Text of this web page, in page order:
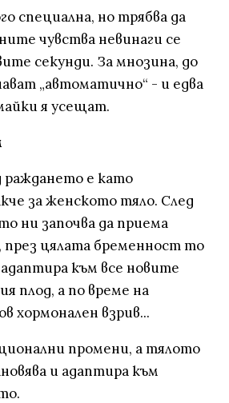
специална, но трябва да
чувства невинаги се
секунди. За мнозина, до
„автоматично“ - и едва
я усещат.
раждането е като
за женското тяло. След
ни започва да приема
през цялата бременност то
към все новите
плод, а по време на
хормонален взрив...
промени, а тялото
и адаптира към